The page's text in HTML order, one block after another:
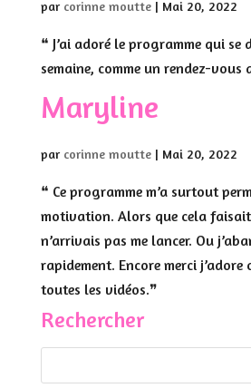
par corinne moutte| Mai 20, 2022
❝ J’ai adoré le programme qui se
semaine, comme un rendez-vous
Maryline
par corinne moutte| Mai 20, 2022
❝ Ce programme m’a surtout
motivation. Alors que cela faisait
n’arrivais pas me lancer. Ou
rapidement. Encore merci j’adore
toutes les vidéos.❞
Rechercher